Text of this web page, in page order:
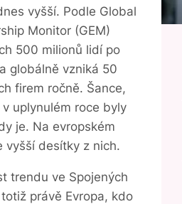
vyšší. Podle Global
Monitor (GEM)
500 milionů lidí po
globálně vzniká 50
firem ročně. Šance,
uplynulém roce byly
je. Na evropském
vyšší desítky z nich.
trendu ve Spojených
právě Evropa, kdo